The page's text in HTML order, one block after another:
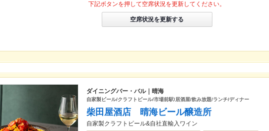
下記ボタンを押して空席状況を更新してください。
空席状況を更新する
ダイニングバー・バル｜晴海
自家製ビール/クラフトビール/市場前駅/居酒屋/飲み放題/ランチ/ディナー
柴田屋酒店 晴海ビール醸造所
自家製クラフトビール&自社直輸入ワイン